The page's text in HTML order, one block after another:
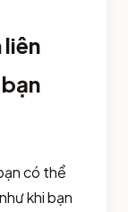
liên
có thể
khi bạn